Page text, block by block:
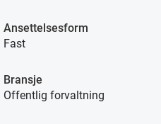
Ansettelsesform
Fast
Bransje
Offentlig forvaltning